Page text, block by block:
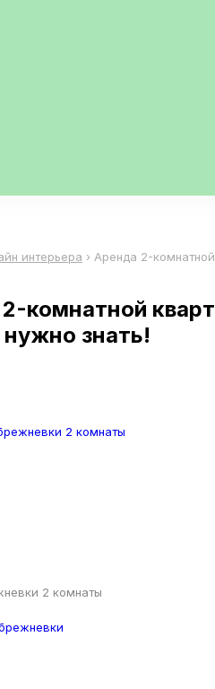
интерьера › Аренда 2-
комнатной
знать!
2 комнаты